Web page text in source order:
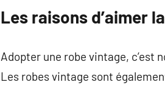
Les raisons d’aimer
Adopter une robe vintage, c’est
Les robes vintage sont